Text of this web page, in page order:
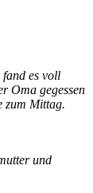
fand es voll
Oma gegessen
zum Mittag.
und